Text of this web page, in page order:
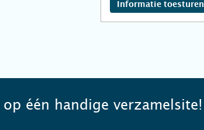
Informatie toesturen
één handige verzamelsite!